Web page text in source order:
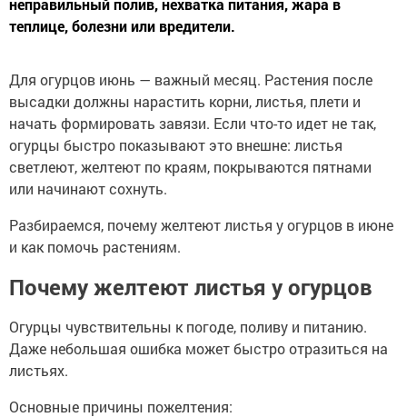
неправильный полив, нехватка питания, жара в
теплице, болезни или вредители.
Для огурцов июнь — важный месяц. Растения после
высадки должны нарастить корни, листья, плети и
начать формировать завязи. Если что-то идет не так,
огурцы быстро показывают это внешне: листья
светлеют, желтеют по краям, покрываются пятнами
или начинают сохнуть.
Разбираемся, почему желтеют листья у огурцов в июне
и как помочь растениям.
Почему желтеют листья у огурцов
Огурцы чувствительны к погоде, поливу и питанию.
Даже небольшая ошибка может быстро отразиться на
листьях.
Основные причины пожелтения: